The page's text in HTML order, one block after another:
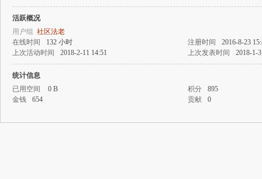
活跃概况
用户组 社区法老
在线时间
132 小时 注册时间
2016-8-23
上次活动时间
2018-2-11 14:51 上次发表时间 2018-1-
统计信息
已用空间
0 B 积分
895
金钱
654 贡献 0